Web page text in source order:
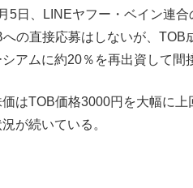
5日、LINEヤフー・ベイン連
への直接応募はしないが、TOB
シアムに約20％を再出資して間
はTOB価格3000円を大幅に上
が続いている。